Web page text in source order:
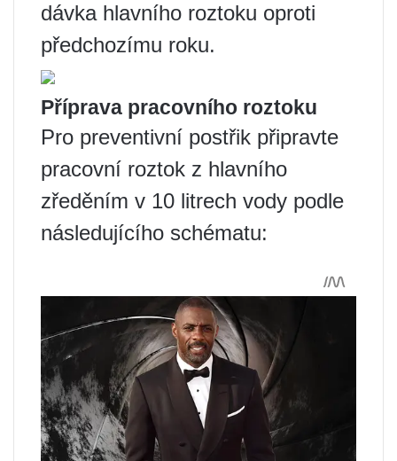
dávka hlavního roztoku oproti
předchozímu roku.
Příprava pracovního roztoku
Pro preventivní postřik připravte
pracovní roztok z hlavního
zředěním v 10 litrech vody podle
následujícího schématu: